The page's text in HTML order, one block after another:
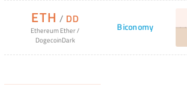
ETH / DD
Ethereum Ether/
DogecoinDark
Biconomy